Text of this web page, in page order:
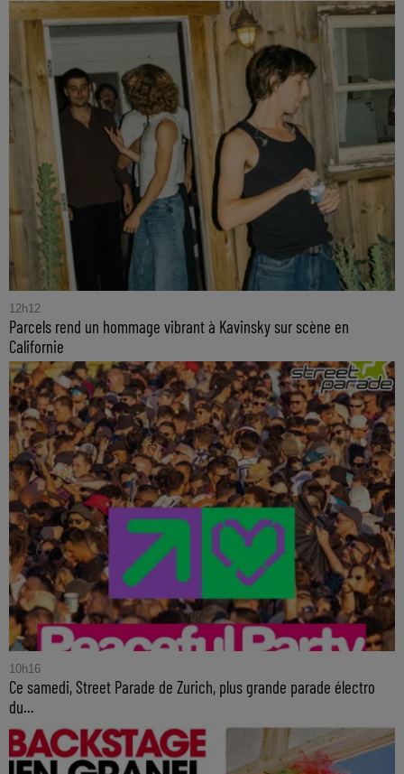
12h12
Parcels rend un hommage vibrant à Kavinsky sur scène en
Californie
10h16
Ce samedi, Street Parade de Zurich, plus grande parade électro
du...